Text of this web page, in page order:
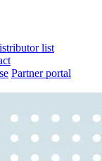
list
Partner portal